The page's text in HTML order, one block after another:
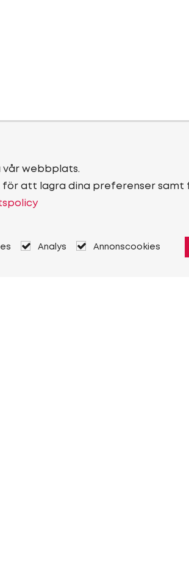
vår webbplats.
att lagra dina preferenser
Analys Annonscookies